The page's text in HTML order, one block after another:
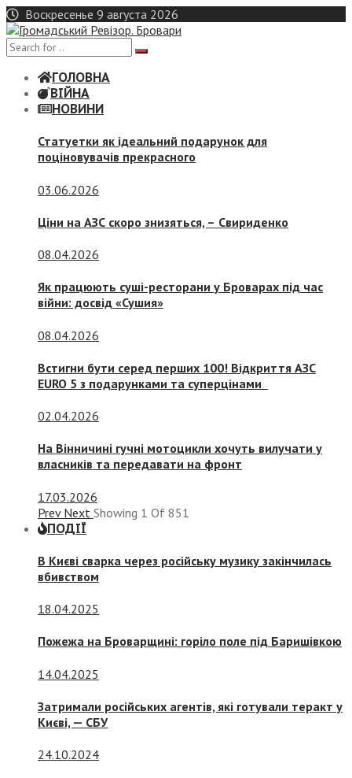
Skip
to
content
Воскресенье 9 августа 2026
ГОЛОВНА
ВІЙНА
НОВИНИ
Статуетки як ідеальний подарунок для
поціновувачів прекрасного
03.06.2026
Ціни на АЗС скоро знизяться, – Свириденко
08.04.2026
Як працюють суші-ресторани у Броварах під час
війни: досвід «Сушия»
08.04.2026
Встигни бути серед перших 100! Відкриття АЗС
EURO 5 з подарунками та суперцінами
02.04.2026
На Вінничині гучні мотоцикли хочуть вилучати у
власників та передавати на фронт
17.03.2026
Prev Next Showing 1 Of 851
ПОДІЇ
В Києві сварка через російську музику закінчилась
вбивством
18.04.2025
Пожежа на Броварщині: горіло поле під Баришівкою
14.04.2025
Затримали російських агентів, які готували теракт у
Києві, — СБУ
24.10.2024